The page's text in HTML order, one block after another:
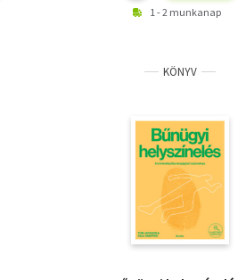
1 - 2 munkanap
KÖNYV